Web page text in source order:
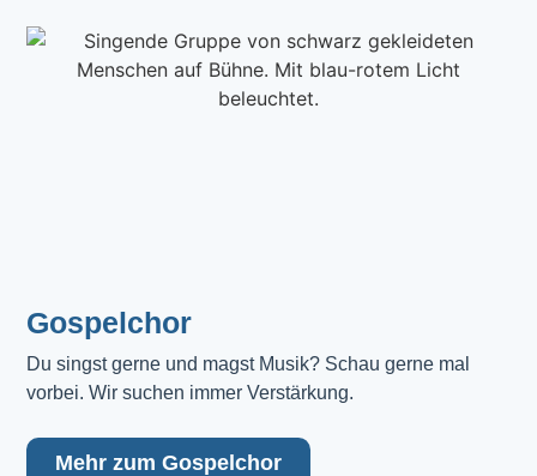
Gospelchor
Du singst gerne und magst Musik? Schau gerne mal
vorbei. Wir suchen immer Verstärkung.
Mehr zum Gospelchor